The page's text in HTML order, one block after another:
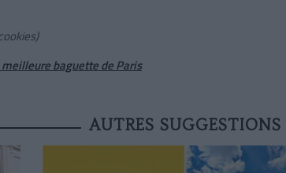
baguette de Paris
AUTRES SUGGESTIONS